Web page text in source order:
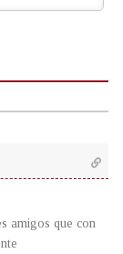
amigos que con